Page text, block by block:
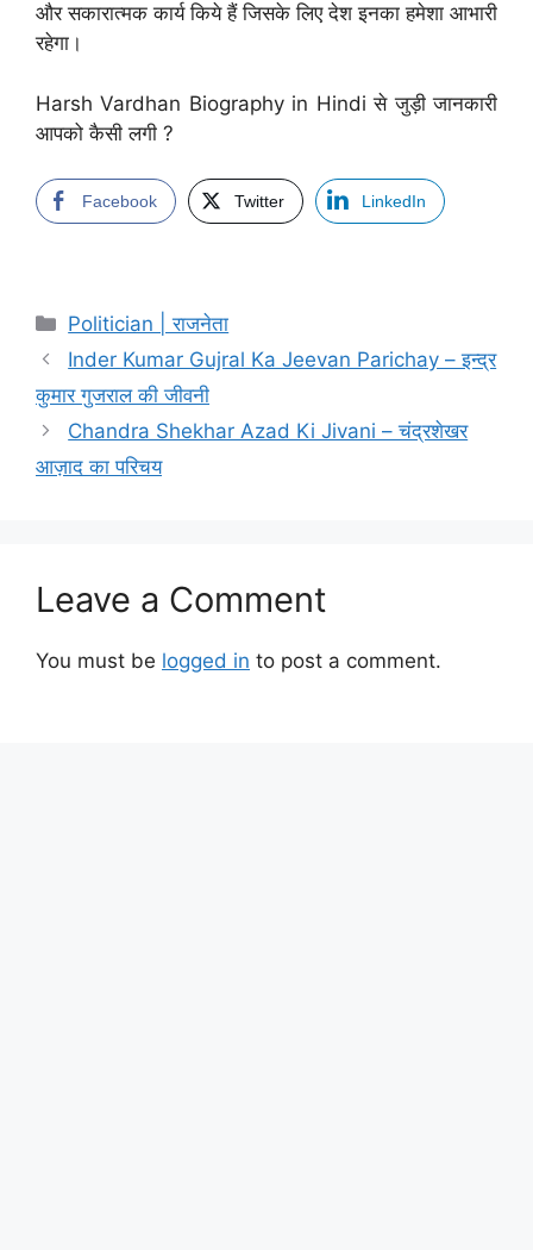
और सकारात्मक कार्य किये हैं जिसके लिए देश इनका हमेशा आभारी
रहेगा।
Harsh Vardhan Biography in Hindi से जुड़ी जानकारी
आपको कैसी लगी ?
Facebook Twitter LinkedIn
Categories
Politician | राजनेता
Inder Kumar Gujral Ka Jeevan Parichay – इन्द्र
कुमार गुजराल की जीवनी
Chandra Shekhar Azad Ki Jivani – चंद्रशेखर
आज़ाद का परिचय
Leave a Comment
You must be logged in to post a comment.